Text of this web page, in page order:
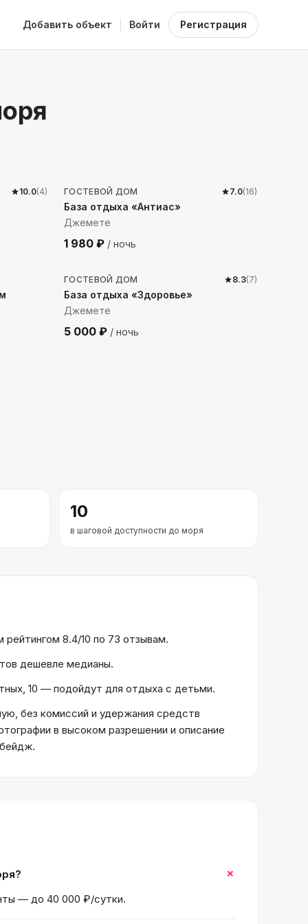
Добавить объект Войти Регистрация
10.0(4) ГОСТЕВОЙ ДОМ 7.0(16)
База отдыха «Антиас»
Джемете
1 980 ₽ / ночь
245м до моря
ГОСТЕВОЙ ДОМ 8.3(7)
База отдыха «Здоровье»
Джемете
5 000 ₽ / ночь
10
в шаговой доступности до моря
8.4/10 по 73 отзывам.
дешевле медианы.
10 — подойдут для отдыха с детьми.
без комиссий и удержания средств
в высоком разрешении и описание
+
— до 40 000 ₽/сутки.